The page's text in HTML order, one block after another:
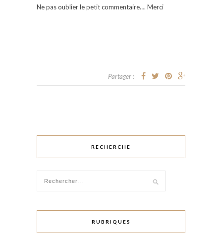
Ne pas oublier le petit commentaire…. Merci
Partager :
RECHERCHE
RUBRIQUES